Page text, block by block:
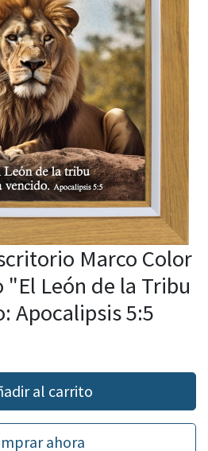
Marco Color
"El León de la Tribu
Apocalipsis 5:5
al carrito
ahora